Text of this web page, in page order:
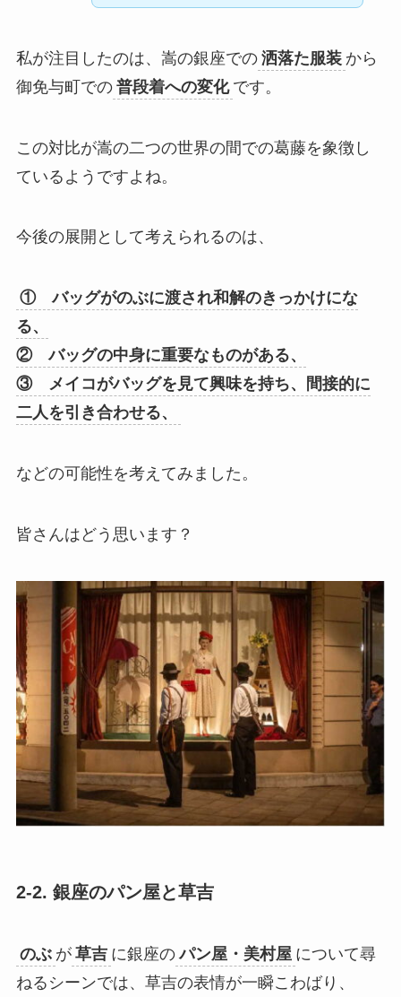
私が注目したのは、嵩の銀座での 洒落た服装 から
御免与町での 普段着への変化 です。
この対比が嵩の二つの世界の間での葛藤を象徴し
ているようですよね。
今後の展開として考えられるのは、
① バッグがのぶに渡され和解のきっかけにな
る、
② バッグの中身に重要なものがある、
③ メイコがバッグを見て興味を持ち、間接的に
二人を引き合わせる、
などの可能性を考えてみました。
皆さんはどう思います？
2-2. 銀座のパン屋と草吉
のぶ が 草吉 に銀座の パン屋・美村屋 について尋
ねるシーンでは、草吉の表情が一瞬こわばり、